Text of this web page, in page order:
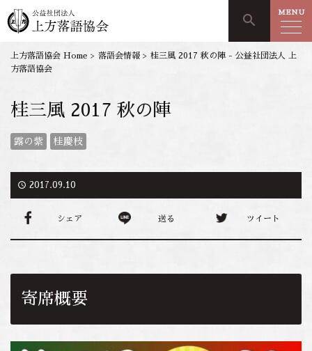
search MENU
上方落語協会 Home > 落語会情報 > 桂三風 2017 秋の陣 - 公益社団法人 上
方落語協会
桂三風 2017 秋の陣
露の紫 桂慶枝
access_time 2017.09.10
シェア 送る ツイート
寄席概要